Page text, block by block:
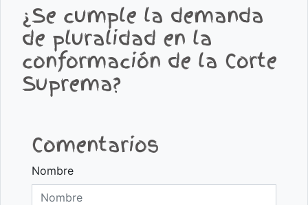
¿Se cumple la demanda
de pluralidad en la
conformación de la Corte
Suprema?
Comentarios
Nombre